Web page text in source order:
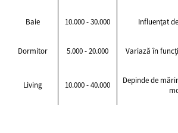
Baie 10.000 - 30.000 Influențat
Dormitor 5.000 - 20.000 Variază în
Living 10.000 - 40.000
Depinde de